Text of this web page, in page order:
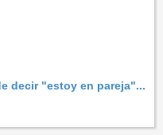
decir "estoy en pareja"...